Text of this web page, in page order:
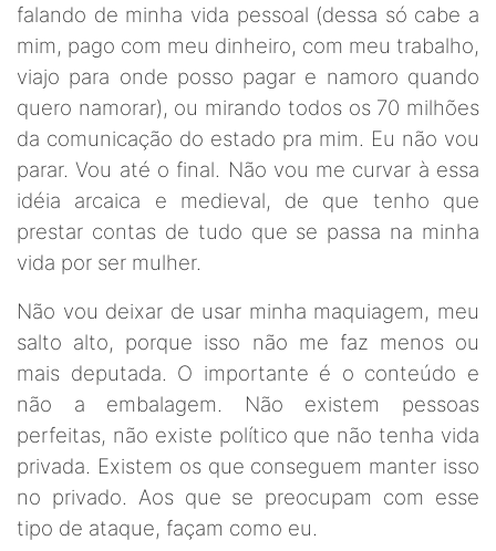
falando de minha vida pessoal (dessa só cabe a
mim, pago com meu dinheiro, com meu trabalho,
viajo para onde posso pagar e namoro quando
quero namorar), ou mirando todos os 70 milhões
da comunicação do estado pra mim. Eu não vou
parar. Vou até o final. Não vou me curvar à essa
idéia arcaica e medieval, de que tenho que
prestar contas de tudo que se passa na minha
vida por ser mulher.
Não vou deixar de usar minha maquiagem, meu
salto alto, porque isso não me faz menos ou
mais deputada. O importante é o conteúdo e
não a embalagem. Não existem pessoas
perfeitas, não existe político que não tenha vida
privada. Existem os que conseguem manter isso
no privado. Aos que se preocupam com esse
tipo de ataque, façam como eu.